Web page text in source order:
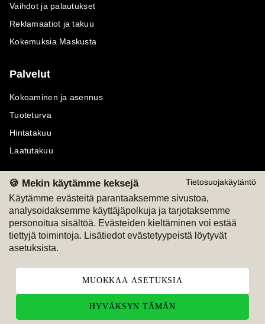
Tietosuojakäytäntö
🍪 Mekin käytämme keksejä
Käytämme evästeitä parantaaksemme sivustoa,
analysoidaksemme käyttäjäpolkuja ja tarjotaksemme
personoitua sisältöä. Evästeiden kieltäminen voi estää
tiettyjä toimintoja. Lisätiedot evästetyypeistä löytyvät
asetuksista.
MUOKKAA ASETUKSIA
HYVÄKSYN TÄMÄN
Vaihdot ja palautukset
Reklamaatiot ja takuu
Kokemuksia Maskusta
Palvelut
Kokoaminen ja asennus
Tuoteturva
Hintatakuu
Laatutakuu
Maksutavat
M
Seuraa meitä